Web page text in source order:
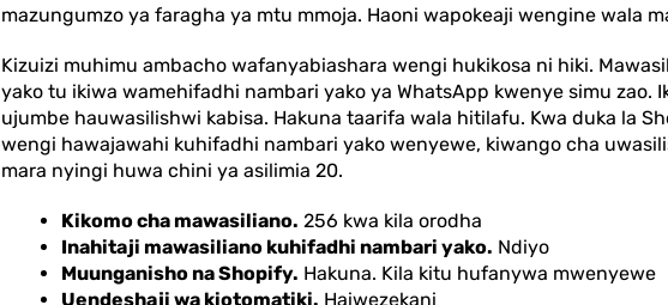
mazungumzo ya faragha ya mtu mmoja. Haoni wapokeaji wengine wala
Kizuizi muhimu ambacho wafanyabiashara wengi hukikosa ni hiki.
yako tu ikiwa wamehifadhi nambari yako ya WhatsApp kwenye simu zao.
ujumbe hauwasilishwi kabisa. Hakuna taarifa wala hitilafu. Kwa duka la
wengi hawajawahi kuhifadhi nambari yako wenyewe, kiwango cha
mara nyingi huwa chini ya asilimia 20.
Kikomo cha mawasiliano. 256 kwa kila orodha
Inahitaji mawasiliano kuhifadhi nambari yako. Ndiyo
Muunganisho na Shopify. Hakuna. Kila kitu hufanywa mwenyewe
Uendeshaji wa kiotomatiki. Haiwezekani